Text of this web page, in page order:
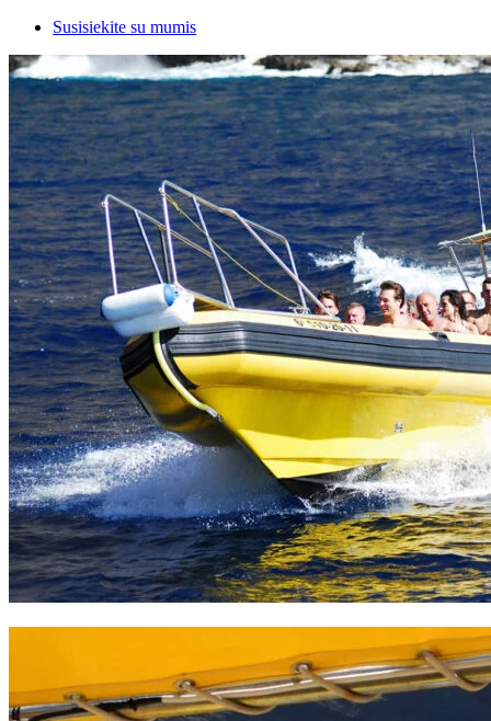
Susisiekite su mumis